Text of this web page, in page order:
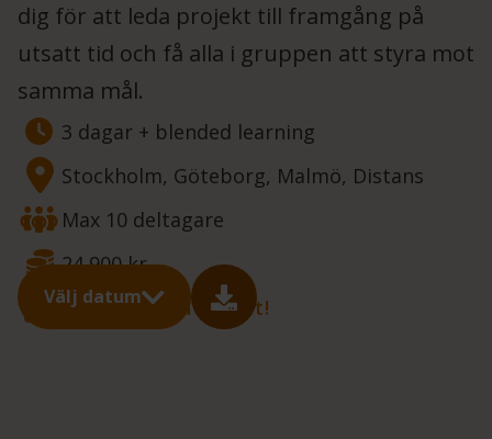
dig för att leda projekt till framgång på
utsatt tid och få alla i gruppen att styra mot
samma mål.
3 dagar + blended learning
Stockholm, Göteborg, Malmö, Distans
Max 10 deltagare
24 900 kr
Anpassa? Få offert!
Välj datum